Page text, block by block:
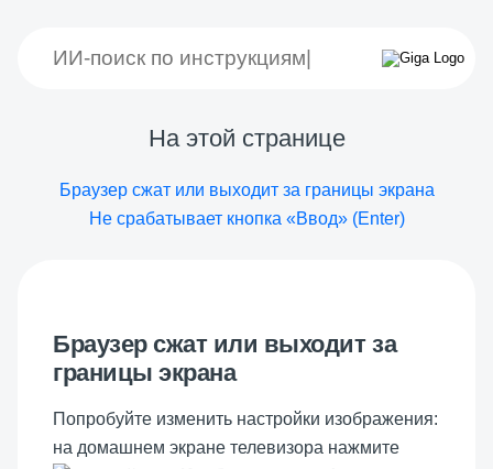
На этой странице
Браузер сжат или выходит за границы экрана
Не срабатывает кнопка «Ввод» (Enter)
Браузер сжат или выходит за
границы экрана
Попробуйте изменить настройки изображения:
на домашнем экране телевизора нажмите